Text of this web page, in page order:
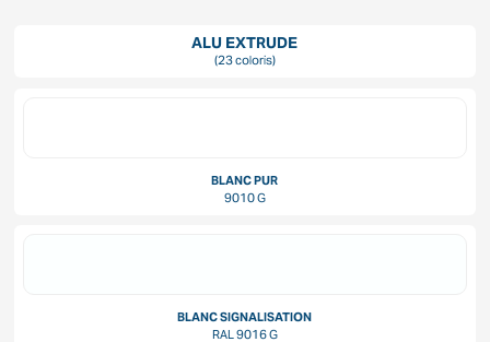
ALU EXTRUDE
(23 coloris)
BLANC PUR
9010 G
BLANC SIGNALISATION
RAL 9016 G